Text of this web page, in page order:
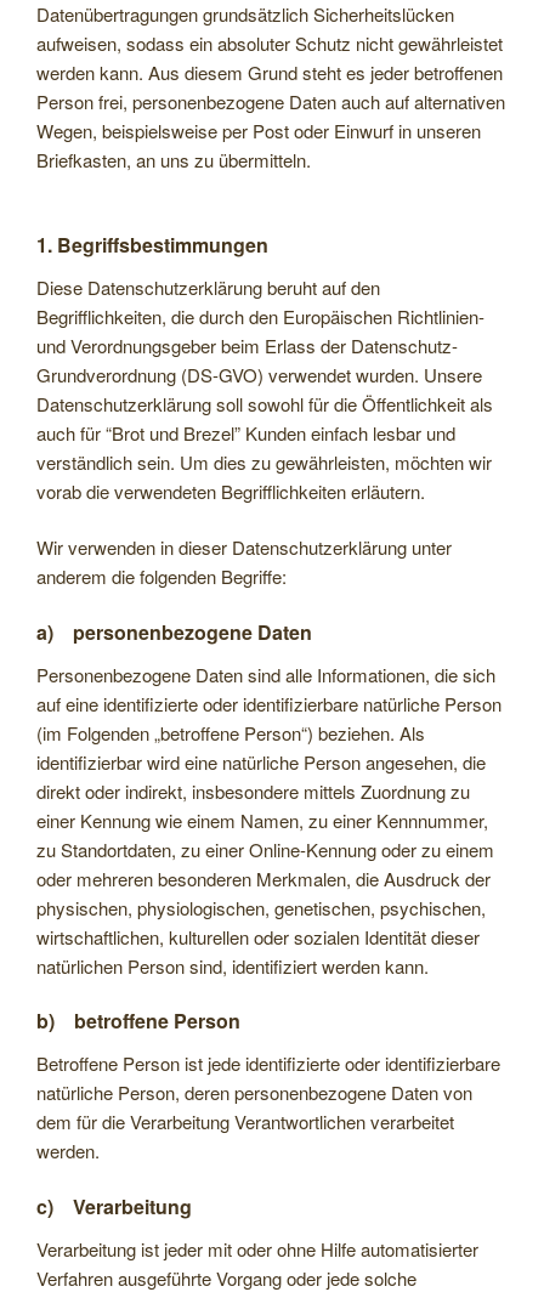
Datenübertragungen grundsätzlich Sicherheitslücken
aufweisen, sodass ein absoluter Schutz nicht gewährleistet
werden kann. Aus diesem Grund steht es jeder betroffenen
Person frei, personenbezogene Daten auch auf alternativen
Wegen, beispielsweise per Post oder Einwurf in unseren
Briefkasten, an uns zu übermitteln.
1. Begriffsbestimmungen
Diese Datenschutzerklärung beruht auf den
Begrifflichkeiten, die durch den Europäischen Richtlinien-
und Verordnungsgeber beim Erlass der Datenschutz-
Grundverordnung (DS-GVO) verwendet wurden. Unsere
Datenschutzerklärung soll sowohl für die Öffentlichkeit als
auch für “Brot und Brezel” Kunden einfach lesbar und
verständlich sein. Um dies zu gewährleisten, möchten wir
vorab die verwendeten Begrifflichkeiten erläutern.
Wir verwenden in dieser Datenschutzerklärung unter
anderem die folgenden Begriffe:
a) personenbezogene Daten
Personenbezogene Daten sind alle Informationen, die sich
auf eine identifizierte oder identifizierbare natürliche Person
(im Folgenden „betroffene Person“) beziehen. Als
identifizierbar wird eine natürliche Person angesehen, die
direkt oder indirekt, insbesondere mittels Zuordnung zu
einer Kennung wie einem Namen, zu einer Kennnummer,
zu Standortdaten, zu einer Online-Kennung oder zu einem
oder mehreren besonderen Merkmalen, die Ausdruck der
physischen, physiologischen, genetischen, psychischen,
wirtschaftlichen, kulturellen oder sozialen Identität dieser
natürlichen Person sind, identifiziert werden kann.
b) betroffene Person
Betroffene Person ist jede identifizierte oder identifizierbare
natürliche Person, deren personenbezogene Daten von
dem für die Verarbeitung Verantwortlichen verarbeitet
werden.
c) Verarbeitung
Verarbeitung ist jeder mit oder ohne Hilfe automatisierter
Verfahren ausgeführte Vorgang oder jede solche